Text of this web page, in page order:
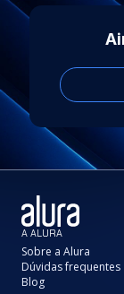
A ALURA
Sobre a Alura
Dúvidas frequentes
Blog